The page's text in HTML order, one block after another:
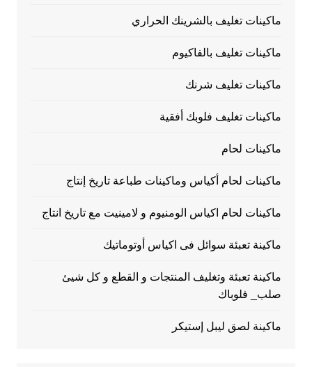
ماكينات تغليف بالشرينك الحراري
ماكينات تغليف بالفاكيوم
ماكينات تغليف شرنك
ماكينات تغليف فلوبك أفقية
ماكينات لحام
ماكينات لحام أكياس وماكينات طباعة تاريخ إنتاج
ماكينات لحام اكياس الومنيوم و لامينيت مع تاريخ انتاج
ماكينة تعبئة سوائل فى اكياس أوتوماتيك
ماكينة تعبئة وتغليف المنتجات و القطع و كل شيئ
صلب_ فلوباك
ماكينة لصق ليبل إستيكر